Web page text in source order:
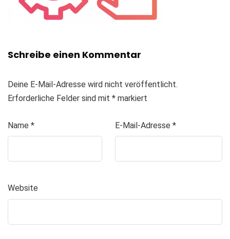
Schreibe einen Kommentar
Deine E-Mail-Adresse wird nicht veröffentlicht.
Erforderliche Felder sind mit * markiert
Name * E-Mail-Adresse *
Website